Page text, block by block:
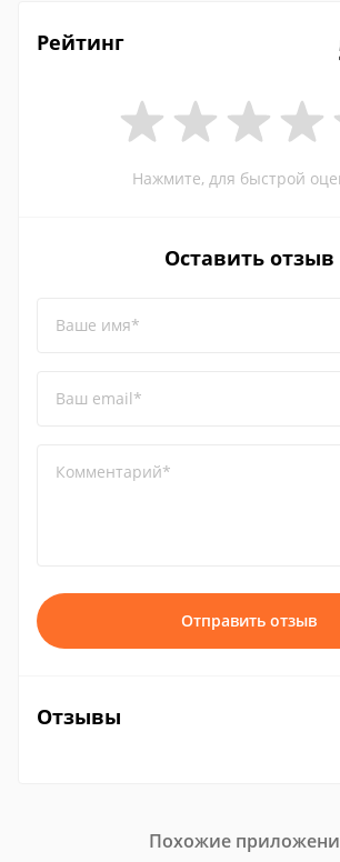
Рейтинг
Нажмите, для быстрой
Оставить отзыв
Ваше имя*
Ваш email*
Комментарий*
Отправить отзыв
Отзывы
Похожие